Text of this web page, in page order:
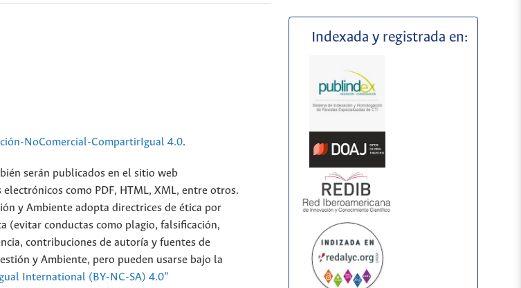
NoComercial-CompartirIgual 4.0.
serán publicados en el sitio web
como PDF, HTML, XML, entre otros.
y Ambiente adopta directrices de ética por
(evitar conductas como plagio, falsificación,
contribuciones de autoría y fuentes de
y Ambiente, pero pueden usarse bajo la
International (BY-NC-SA) 4.0”
Indexada y registrada en: